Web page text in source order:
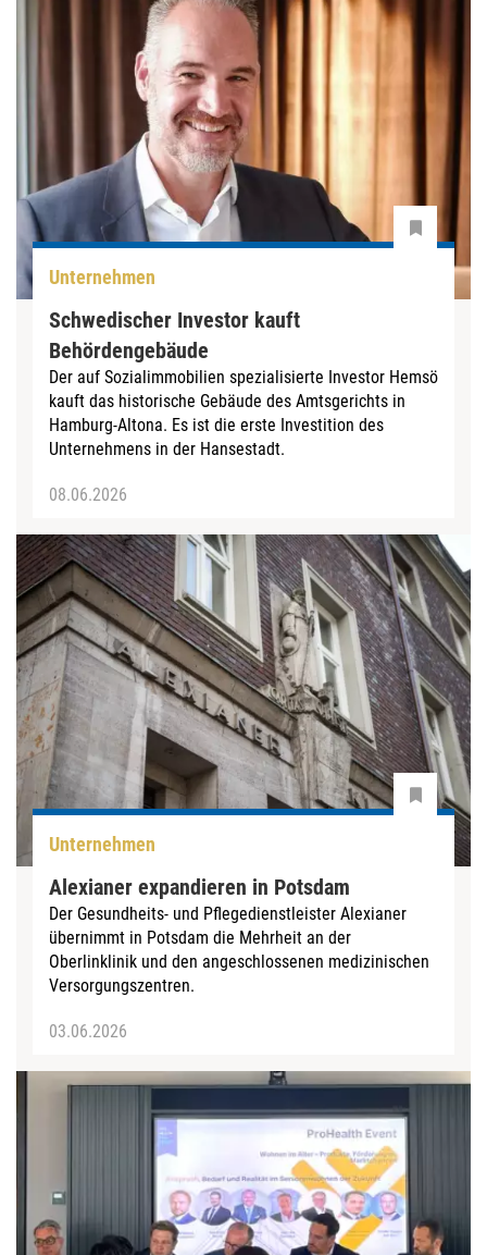
Unternehmen
Schwedischer Investor kauft
Behördengebäude
Der auf Sozialimmobilien spezialisierte Investor Hemsö
kauft das historische Gebäude des Amtsgerichts in
Hamburg-Altona. Es ist die erste Investition des
Unternehmens in der Hansestadt.
08.06.2026
Unternehmen
Alexianer expandieren in Potsdam
Der Gesundheits- und Pflegedienstleister Alexianer
übernimmt in Potsdam die Mehrheit an der
Oberlinklinik und den angeschlossenen medizinischen
Versorgungszentren.
03.06.2026